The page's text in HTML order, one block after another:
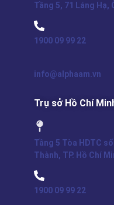
Tầng 5, 71 Láng Hạ,
1900 09 99 22
info@alphaam.vn
Trụ sở Hồ Chí
Tầng 5 Tòa HDTC
Thành, TP. Hồ Chí
1900 09 99 22